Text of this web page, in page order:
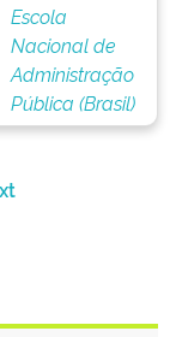
Escola
Nacional de
Administração
Pública (Brasil)